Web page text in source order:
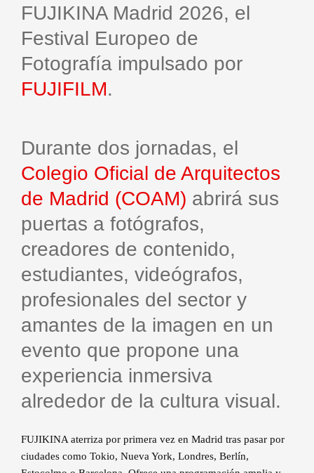
FUJIKINA Madrid 2026, el
Festival Europeo de
Fotografía impulsado por
FUJIFILM.
Durante dos jornadas, el
Colegio Oficial de Arquitectos
de Madrid (COAM) abrirá sus
puertas a fotógrafos,
creadores de contenido,
estudiantes, videógrafos,
profesionales del sector y
amantes de la imagen en un
evento que propone una
experiencia inmersiva
alrededor de la cultura visual.
FUJIKINA aterriza por primera vez en Madrid tras pasar por
ciudades como Tokio, Nueva York, Londres, Berlín,